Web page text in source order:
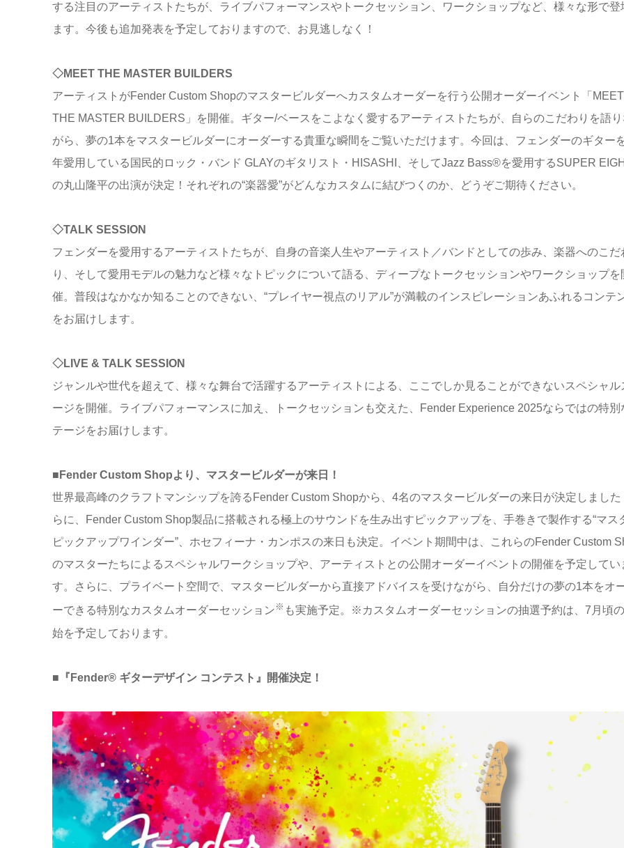
する注目のアーティストたちが、ライブパフォーマンスやトークセッション、ワークショップなど、様々な形で登
ます。今後も追加発表を予定しておりますので、お見逃しなく！
◇MEET THE MASTER BUILDERS
アーティストがFender Custom Shopのマスタービルダーへカスタムオーダーを行う公開オーダーイベント「MEET
THE MASTER BUILDERS」を開催。ギター/ベースをこよなく愛するアーティストたちが、自らのこだわりを語
がら、夢の1本をマスタービルダーにオーダーする貴重な瞬間をご覧いただけます。今回は、フェンダーのギター
年愛用している国民的ロック・バンド GLAYのギタリスト・HISASHI、そしてJazz Bass®︎を愛用するSUPER
の丸山隆平の出演が決定！それぞれの“楽器愛”がどんなカスタムに結びつくのか、どうぞご期待ください。
◇TALK SESSION
フェンダーを愛用するアーティストたちが、自身の音楽人生やアーティスト／バンドとしての歩み、楽器へのこだ
り、そして愛用モデルの魅力など様々なトピックについて語る、ディープなトークセッションやワークショップを
催。普段はなかなか知ることのできない、“プレイヤー視点のリアル”が満載のインスピレーションあふれるコンテ
をお届けします。
◇LIVE & TALK SESSION
ジャンルや世代を超えて、様々な舞台で活躍するアーティストによる、ここでしか見ることができないスペシャル
ージを開催。ライブパフォーマンスに加え、トークセッションも交えた、Fender Experience 2025ならではの特別
テージをお届けします。
■Fender Custom Shopより、マスタービルダーが来日！
世界最高峰のクラフトマンシップを誇るFender Custom Shopから、4名のマスタービルダーの来日が決定しました
らに、Fender Custom Shop製品に搭載される極上のサウンドを生み出すピックアップを、手巻きで製作する“マス
ピックアップワインダー”、ホセフィーナ・カンポスの来日も決定。イベント期間中は、これらのFender Custom
のマスターたちによるスペシャルワークショップや、アーティストとの公開オーダーイベントの開催を予定してい
す。さらに、プライベート空間で、マスタービルダーから直接アドバイスを受けながら、自分だけの夢の1本をオ
ーできる特別なカスタムオーダーセッション ※ も実施予定。※カスタムオーダーセッションの抽選予約は、7月頃
始を予定しております。
■『Fender®︎ ギターデザイン コンテスト』開催決定！